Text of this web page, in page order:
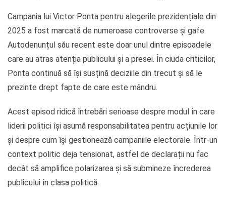
Campania lui Victor Ponta pentru alegerile prezidențiale din
2025 a fost marcată de numeroase controverse și gafe.
Autodenunțul său recent este doar unul dintre episoadele
care au atras atenția publicului și a presei. În ciuda criticilor,
Ponta continuă să își susțină deciziile din trecut și să le
prezinte drept fapte de care este mândru.
Acest episod ridică întrebări serioase despre modul în care
liderii politici își asumă responsabilitatea pentru acțiunile lor
și despre cum își gestionează campaniile electorale. Într-un
context politic deja tensionat, astfel de declarații nu fac
decât să amplifice polarizarea și să submineze încrederea
publicului în clasa politică.